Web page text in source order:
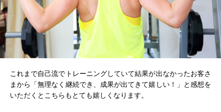
これまで自己流でトレーニングしていて結果が出なかったお客さ
まから「無理なく継続でき、成果が出てきて嬉しい！」と感想を
いただくとこちらもとても嬉しくなります。